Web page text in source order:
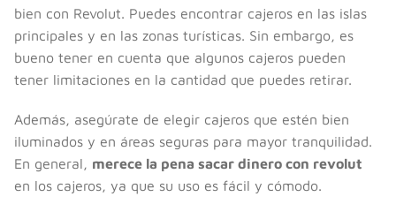
bien con Revolut. Puedes encontrar cajeros en las islas
principales y en las zonas turísticas. Sin embargo, es
bueno tener en cuenta que algunos cajeros pueden
tener limitaciones en la cantidad que puedes retirar.
Además, asegúrate de elegir cajeros que estén bien
iluminados y en áreas seguras para mayor tranquilidad.
En general, merece la pena sacar dinero con revolut
en los cajeros, ya que su uso es fácil y cómodo.